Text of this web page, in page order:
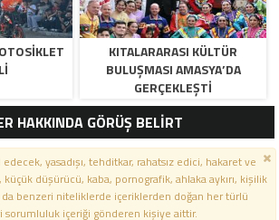
KITALARARASI KÜLTÜR
BULUŞMASI AMASYA’DA
GERÇEKLEŞTI
HAKKINDA GÖRÜŞ BELİRT
yasadışı, tehditkar, rahatsız edici, hakaret ve
küçük düşürücü, kaba, pornografik, ahlaka aykırı, kişilik
da benzeri niteliklerde içeriklerden doğan her türlü
sorumluluk içeriği gönderen kişiye aittir.